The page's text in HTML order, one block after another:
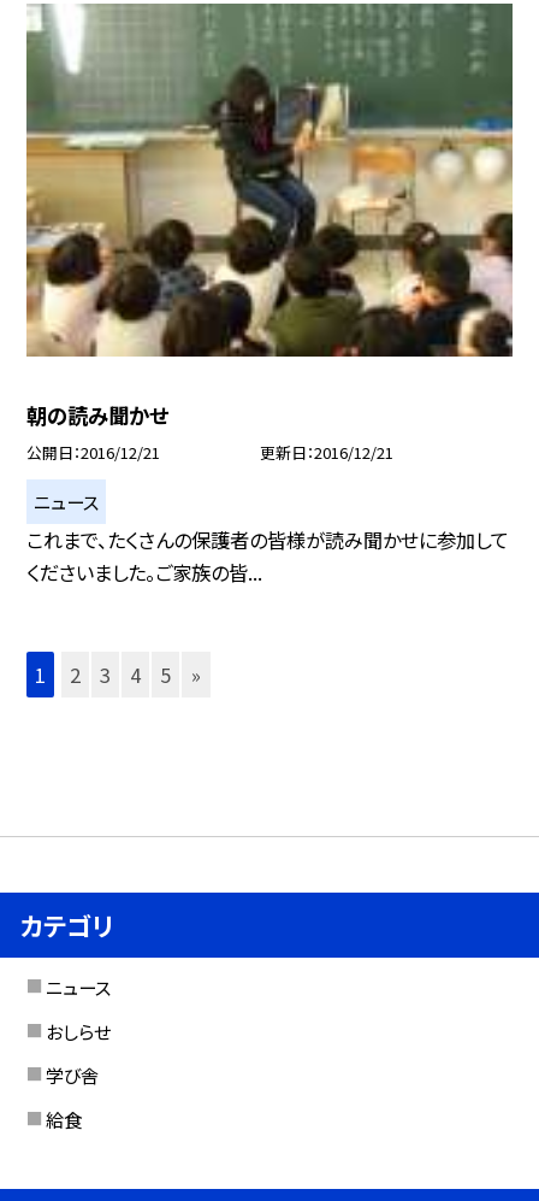
朝の読み聞かせ
公開日 2016/12/21 更新日 2016/12/21
ニュース
これまで、たくさんの保護者の皆様が読み聞かせに参加して
くださいました。ご家族の皆...
1 2 3 4 5 »
カテゴリ
ニュース
おしらせ
学び舎
給食